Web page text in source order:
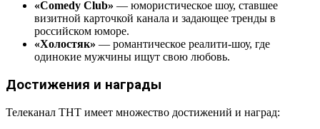
«Comedy Club» — юмористическое шоу, ставшее
визитной карточкой канала и задающее тренды в
российском юморе.
«Холостяк» — романтическое реалити-шоу, где
одинокие мужчины ищут свою любовь.
Достижения и награды
Телеканал ТНТ имеет множество достижений и наград: